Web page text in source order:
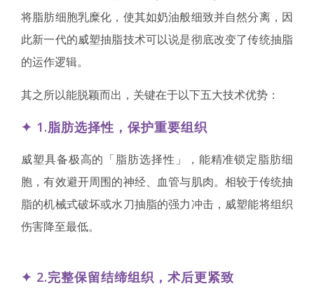
将脂肪细胞乳糜化，使其如奶油般细致并自然分离，因
此新一代的威塑抽脂技术可以说是彻底改变了传统抽脂
的运作逻辑。
其之所以能脱颖而出，关键在于以下五大技术优势：
✦ 1.脂肪选择性，保护重要组织
威塑具备极高的「脂肪选择性」，能精准锁定脂肪细
胞，有效避开周围的神经、血管与肌肉。相较于传统抽
脂的机械式破坏或水刀抽脂的强力冲击，威塑能将组织
伤害降至最低。
✦ 2.完整保留结缔组织，术后更紧致